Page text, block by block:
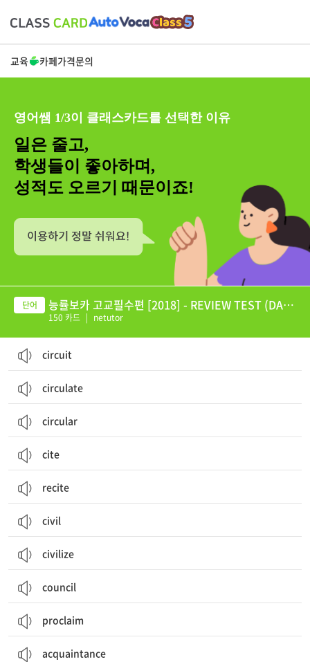
교육 카페가격문의
영어쌤 1/3이 클래스카드를 선택한 이유
일은 줄고,
학생들이 좋아하며,
성적도 오르기 때문이죠!
능률보카 고교필수편 [2018] - REVIEW TEST (DAY
21-25)
150 카드 | netutor
circuit
circulate
circular
cite
recite
civil
civilize
council
proclaim
acquaintance